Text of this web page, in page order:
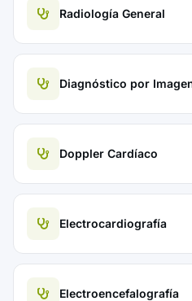
Radiología General
Diagnóstico por
Doppler Cardíaco
Electrocardiografía
Electroencefalografía